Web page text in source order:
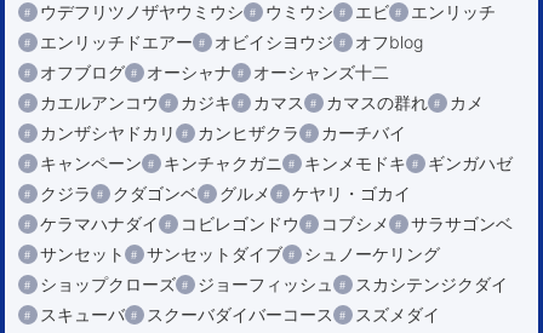
ウデフリツノザヤウミウシ
ウミウシ エビ
エンリッチ
エンリッチドエアー
オビイシヨウジ
オフblog
オフブログ
オーシャナ
オーシャンズ十二
カエルアンコウ
カジキ カマス カマスの群れ
カメ
カンザシヤドカリ
カンヒザクラ
カーチバイ
キャンペーン
キンチャクガニ キンメモドキ
ギンガハゼ
クジラ
クダゴンベ グルメ
ケヤリ・ゴカイ
ケラマハナダイ
コビレゴンドウ コブシメ
サラサゴンベ
サンセット
サンセットダイブ
シュノーケリング
ショップクローズ
ジョーフィッシュ
スカシテンジクダイ
スキューバ
スクーバダイバーコース
スズメダイ